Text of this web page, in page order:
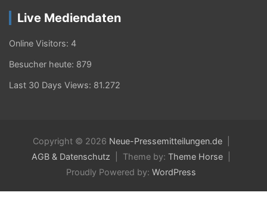
Live Mediendaten
Online Visitors: 4
Besucher heute: 879
Last 30 Days Views: 81.272
Copyright © 2026 Neue-Pressemitteilungen.de
AGB & Datenschutz
Theme by: Theme Horse
Proudly Powered by: WordPress